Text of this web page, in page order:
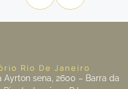
Rio De Janeiro
Ayrton sena, 2600 – Barra da